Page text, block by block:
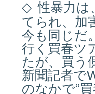
◇ 性暴力は
てられ、加
今も同じだ
行く買春ツ
たが、買う
新聞記者で
のなかで“